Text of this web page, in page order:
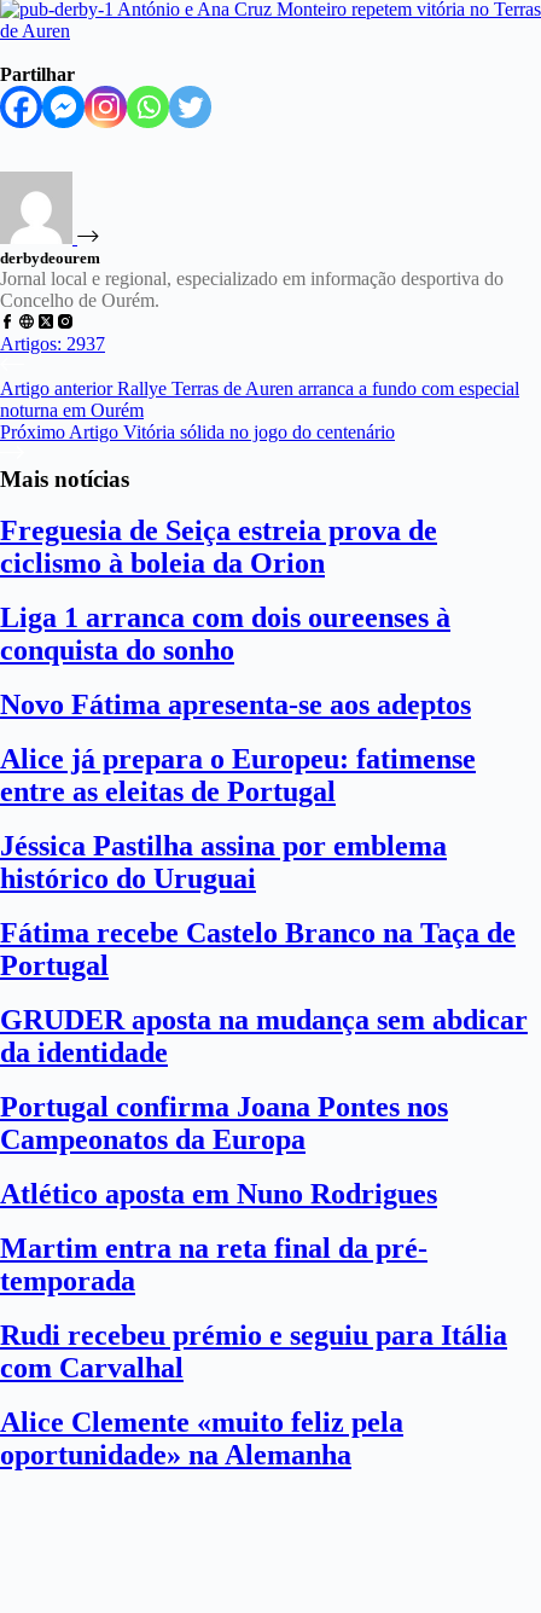
Partilhar
derbydeourem
Jornal local e regional, especializado em informação desportiva do
Concelho de Ourém.
Artigos: 2937
Artigo anteriorRallye Terras de Auren arranca a fundo com especial
noturna em Ourém
Próximo Artigo Vitória sólida no jogo do centenário
Mais notícias
Freguesia de Seiça estreia prova de
ciclismo à boleia da Orion
Liga 1 arranca com dois oureenses à
conquista do sonho
Novo Fátima apresenta-se aos adeptos
Alice já prepara o Europeu: fatimense
entre as eleitas de Portugal
Jéssica Pastilha assina por emblema
histórico do Uruguai
Fátima recebe Castelo Branco na Taça de
Portugal
GRUDER aposta na mudança sem abdicar
da identidade
Portugal confirma Joana Pontes nos
Campeonatos da Europa
Atlético aposta em Nuno Rodrigues
Martim entra na reta final da pré-
temporada
Rudi recebeu prémio e seguiu para Itália
com Carvalhal
Alice Clemente «muito feliz pela
oportunidade» na Alemanha